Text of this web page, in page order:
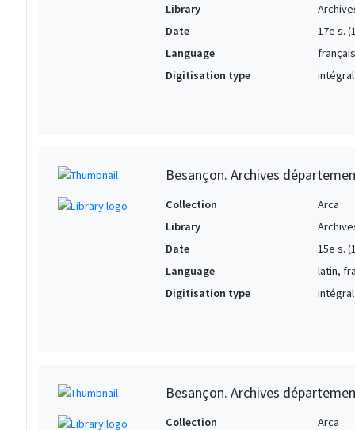
Library
Date
17e s.
Language
français
Digitisation type
intégral
Besançon. Archives
Collection
Arca
Library
Date
15e s.
Language
latin,
Digitisation type
intégral
Besançon. Archives
Collection
Arca